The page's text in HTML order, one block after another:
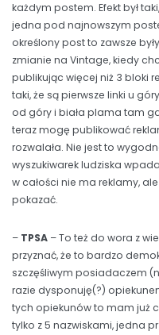
każdym postem. Efekt był
jedna pod najnowszym
określony post to zawsze
zmianie na Vintage, kiedy
publikując więcej niż 3 bloki
taki, że są pierwsze linki u
od góry i biała plama tam
teraz mogę publikować
rozwalała. Nie jest to
wyszukiwarek ludziska
w całości nie ma reklamy,
pokazać.
– TPSA – To też do wora z
przyznać, że to bardzo
szczęśliwym posiadaczem
razie dysponuję(?)
tych opiekunów to mam już
tylko z 5 nazwiskami, jedna